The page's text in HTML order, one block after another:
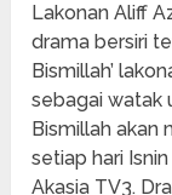
Lakonan Aliff
drama bersiri
Bismillah’
sebagai watak
Bismillah akan
setiap hari
Akasia TV3.